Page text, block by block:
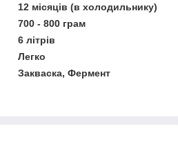
12 місяців (в холодильнику)
700 - 800 грам
6 літрів
Легко
Закваска, Фермент